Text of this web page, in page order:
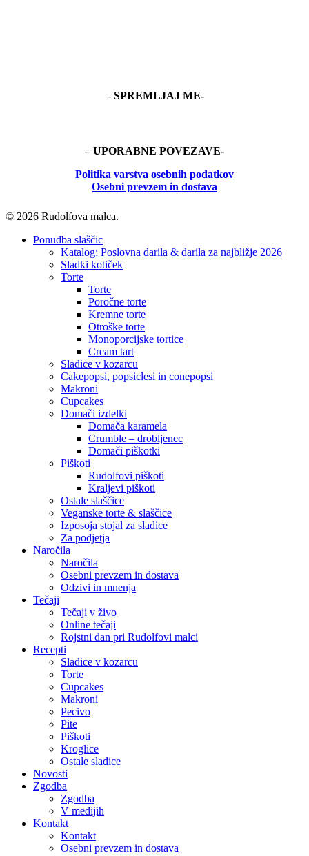
– SPREMLJAJ ME-
– UPORABNE POVEZAVE-
Politika varstva osebnih podatkov
Osebni prevzem in dostava
© 2026 Rudolfova malca.
Close
Ponudba slaščic
Katalog: Poslovna darila & darila za najbližje 2026
Sladki kotiček
Torte
Torte
Poročne torte
Kremne torte
Otroške torte
Monoporcijske tortice
Cream tart
Sladice v kozarcu
Cakepopsi, popsiclesi in conepopsi
Makroni
Cupcakes
Domači izdelki
Domača karamela
Crumble – drobljenec
Domači piškotki
Piškoti
Rudolfovi piškoti
Kraljevi piškoti
Ostale slaščice
Veganske torte & slaščice
Izposoja stojal za sladice
Za podjetja
Naročila
Naročila
Osebni prevzem in dostava
Odzivi in mnenja
Tečaji
Tečaji v živo
Online tečaji
Rojstni dan pri Rudolfovi malci
Recepti
Sladice v kozarcu
Torte
Cupcakes
Makroni
Pecivo
Pite
Piškoti
Kroglice
Ostale sladice
Novosti
Zgodba
Zgodba
V medijih
Kontakt
Kontakt
Osebni prevzem in dostava